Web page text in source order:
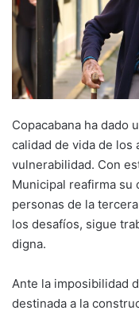
Copacabana ha dado
calidad de vida de los
vulnerabilidad. Con
Municipal reafirma su
personas de la
los desafíos, sigue
digna.
Ante la imposibilidad
destinada a la